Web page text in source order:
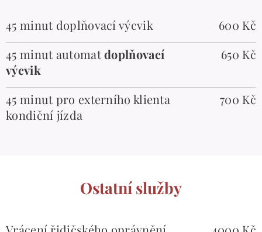
45 minut doplňovací výcvik
600 Kč
45 minut automatdoplňovací
výcvik
650 Kč
45 minut pro externího klienta
kondiční jízda
700 Kč
Ostatní služby